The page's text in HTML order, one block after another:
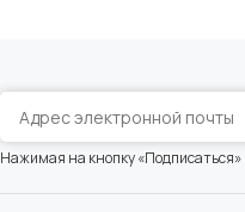
Нажимая на кнопку